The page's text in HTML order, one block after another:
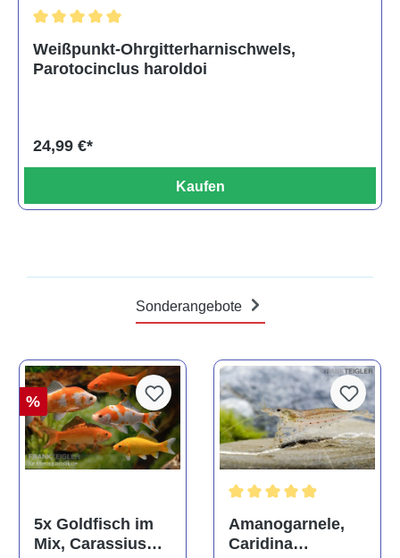
Weißpunkt-Ohrgitterharnischwels,
Parotocinclus haroldoi
24,99 €*
Kaufen
Sonderangebote
%
5x Goldfisch im
Mix, Carassius
Amanogarnele,
Caridina